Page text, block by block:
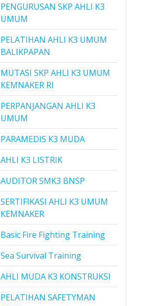
PENGURUSAN SKP AHLI K3
UMUM
PELATIHAN AHLI K3 UMUM
BALIKPAPAN
MUTASI SKP AHLI K3 UMUM
KEMNAKER RI
PERPANJANGAN AHLI K3
UMUM
PARAMEDIS K3 MUDA
AHLI K3 LISTRIK
AUDITOR SMK3 BNSP
SERTIFIKASI AHLI K3 UMUM
KEMNAKER
Basic Fire Fighting Training
Sea Survival Training
AHLI MUDA K3 KONSTRUKSI
PELATIHAN SAFETYMAN